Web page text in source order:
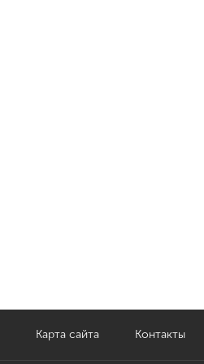
Карта сайта Контакты